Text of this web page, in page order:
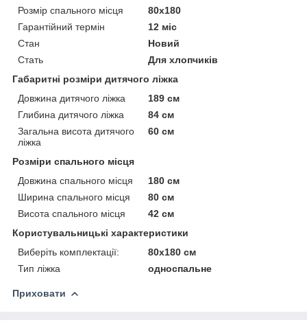
Розмір спального місця
80х180
Гарантійний термін
12 міс
Стан
Новий
Стать
Для хлопчиків
Габаритні розміри дитячого ліжка
Довжина дитячого ліжка
189 см
Глибина дитячого ліжка
84 см
Загальна висота дитячого
ліжка
60 см
Розміри спального місця
Довжина спального місця
180 см
Ширина спального місця
80 см
Висота спального місця
42 см
Користувальницькі характеристики
Виберіть комплектації:
80х180 см
Тип ліжка
односпальне
Приховати